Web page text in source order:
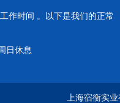
作时间 。以下是我们的正常
日休息
上海宿衡实